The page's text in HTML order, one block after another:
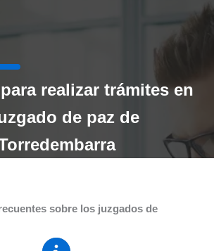
realizar trámites en
de paz de
sobre los juzgados de